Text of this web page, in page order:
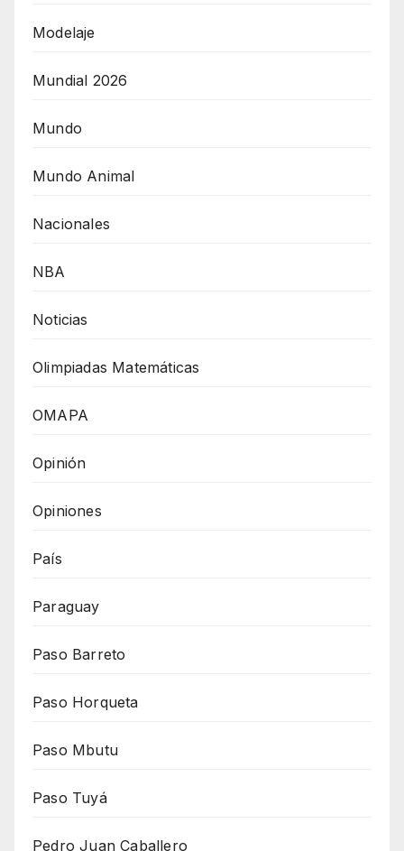
Modelaje
Mundial 2026
Mundo
Mundo Animal
Nacionales
NBA
Noticias
Olimpiadas Matemáticas
OMAPA
Opinión
Opiniones
País
Paraguay
Paso Barreto
Paso Horqueta
Paso Mbutu
Paso Tuyá
Pedro Juan Caballero